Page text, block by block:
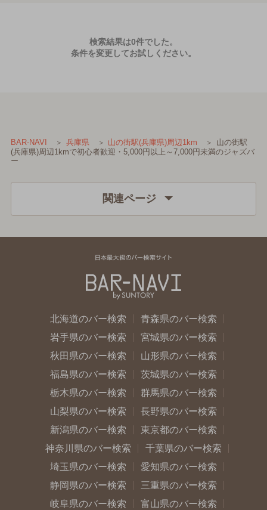
検索結果は0件でした。
条件を変更してお試しください。
BAR-NAVI 兵庫県 山の街駅(兵庫県)周辺1km
山の街駅
(兵庫県)周辺1kmで初心者歓迎・5,000円以上～7,000円未満のジャズバ
ー
関連ページ
北海道のバー検索
青森県のバー検索
岩手県のバー検索
宮城県のバー検索
秋田県のバー検索
山形県のバー検索
福島県のバー検索
茨城県のバー検索
栃木県のバー検索
群馬県のバー検索
山梨県のバー検索
長野県のバー検索
新潟県のバー検索
東京都のバー検索
神奈川県のバー検索
千葉県のバー検索
埼玉県のバー検索
愛知県のバー検索
静岡県のバー検索
三重県のバー検索
岐阜県のバー検索
富山県のバー検索